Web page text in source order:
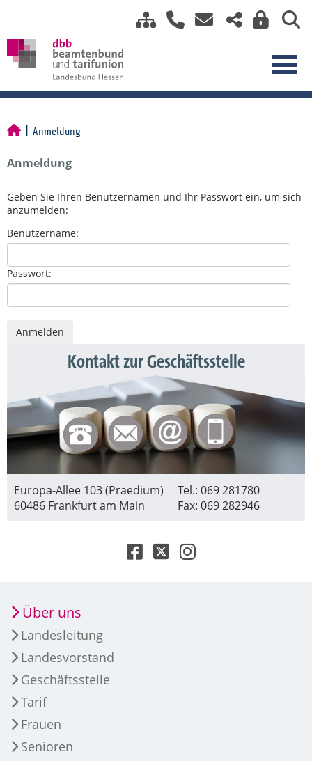
Anmeldung
Anmeldung
Geben Sie Ihren Benutzernamen und Ihr Passwort ein, um sich
anzumelden:
Benutzername:
Passwort:
Kontakt zur Geschäftsstelle
Europa-Allee 103 (Praedium)
60486 Frankfurt am Main
Tel.: 069 281780
Fax: 069 282946
Über uns
Landesleitung
Landesvorstand
Geschäftsstelle
Tarif
Frauen
Senioren